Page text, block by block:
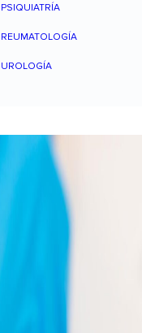
PSIQUIATRÍA
REUMATOLOGÍA
UROLOGÍA